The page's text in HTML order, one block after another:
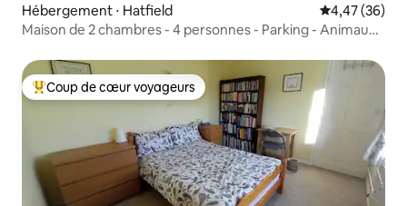
Hébergement ⋅ Hatfield Évaluation
4,47 (36)
Maison de 2 chambres - 4 personnes - Parking - Animaux
Coups de cœur voyageurs les plus appréciés
Coup de cœur voyageurs